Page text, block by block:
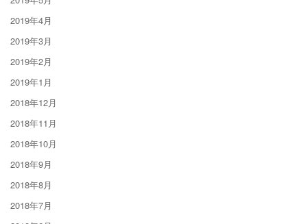
2019年4月
2019年3月
2019年2月
2019年1月
2018年12月
2018年11月
2018年10月
2018年9月
2018年8月
2018年7月